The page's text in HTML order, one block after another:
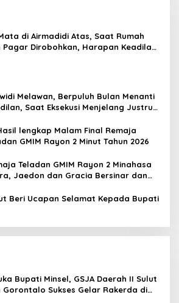
di Airmadidi Atas, Saat Rumah
Pagar Dirobohkan, Harapan Keadilan
Melawan, Berpuluh Bulan Menanti
Saat Eksekusi Menjelang Justru
lengkap Malam Final Remaja
GMIM Rayon 2 Minut Tahun 2026
Teladan GMIM Rayon 2 Minahasa
Jaedon dan Gracia Bersinar dan
Beri Ucapan Selamat Kepada Bupati
Bupati Minsel, GSJA Daerah II Sulut
Gorontalo Sukses Gelar Rakerda di